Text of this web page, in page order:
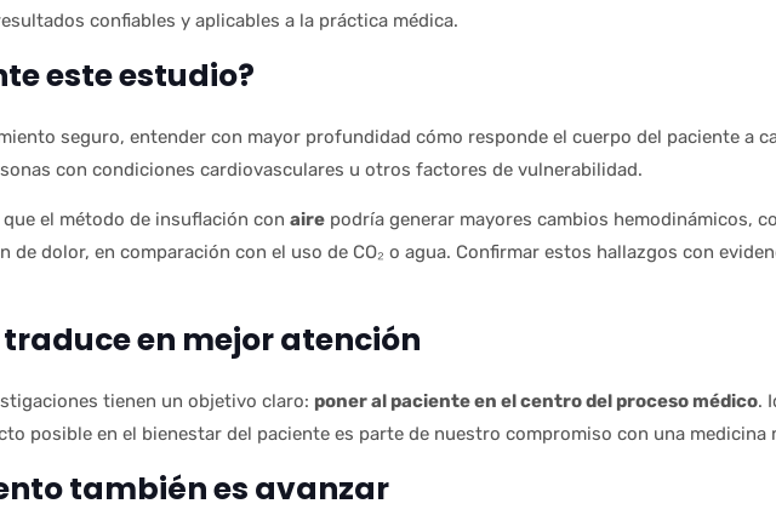
confiables y aplicables a la práctica médica.
este estudio?
seguro, entender con mayor profundidad cómo responde el cuerpo del paciente a
con condiciones cardiovasculares u otros factores de vulnerabilidad.
el método de insuflación con aire podría generar mayores cambios hemodinámicos,
de dolor, en comparación con el uso de CO₂ o agua. Confirmar estos hallazgos con
en mejor atención
tienen un objetivo claro: poner al paciente en el centro del proceso médico.
posible en el bienestar del paciente es parte de nuestro compromiso con una medicina
también es avanzar